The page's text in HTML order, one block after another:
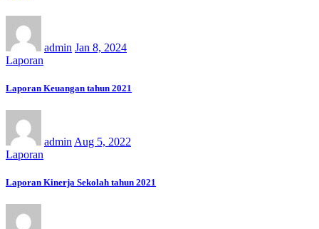
admin Jan 8, 2024
Laporan
Laporan Keuangan tahun 2021
admin Aug 5, 2022
Laporan
Laporan Kinerja Sekolah tahun 2021